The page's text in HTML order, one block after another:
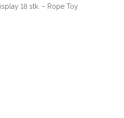
18 stk. – Rope Toy